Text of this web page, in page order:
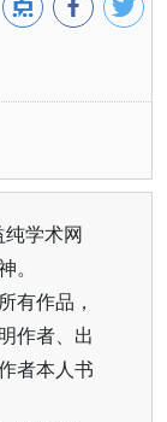
学术网
有作品，
作者、出
者本人书